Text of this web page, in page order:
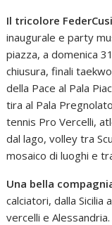
Il tricolore FederCusi
inaugurale e party
piazza, a domenica
chiusura, finali
della Pace al Pala
tira al Pala
tennis Pro Vercelli,
dal lago, volley tra
mosaico di luoghi e
Una bella
calciatori, dalla Sicilia
vercelli e